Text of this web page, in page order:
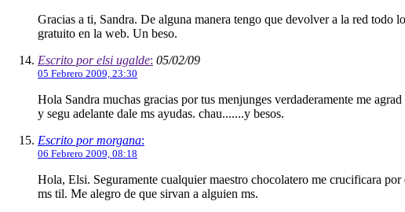
Gracias a ti, Sandra. De alguna manera tengo que devolver a la red todo
gratuito en la web. Un beso.
Escrito por elsi ugalde: 05/02/09
05 Febrero 2009, 23:30
Hola Sandra muchas gracias por tus menjunges verdaderamente me
y segu adelante dale ms ayudas. chau.......y besos.
Escrito por morgana:
06 Febrero 2009, 08:18
Hola, Elsi. Seguramente cualquier maestro chocolatero me crucificara
ms til. Me alegro de que sirvan a alguien ms.